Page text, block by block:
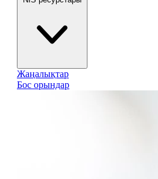
Жаңалықтар
Бос орындар